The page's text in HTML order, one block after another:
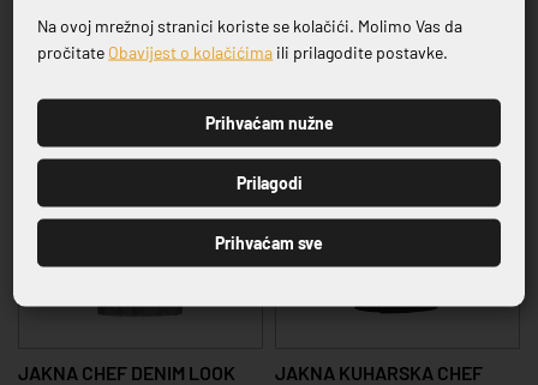
Povezani proizvodi
CHEF DENIM LOOK
JAKNA KUHARSKA CHEF
BLUZA
Prijavite se na naš newsletter
PRIJAVI SE
Na ovoj mrežnoj stranici koriste se kolačići. Molimo Vas da
pročitate Obavijest o kolačićima ili prilagodite postavke.
Prihvaćam nužne
Prilagodi
Prihvaćam sve